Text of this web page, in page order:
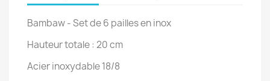
Bambaw - Set de 6 pailles en inox
Hauteur totale : 20 cm
Acier inoxydable 18/8